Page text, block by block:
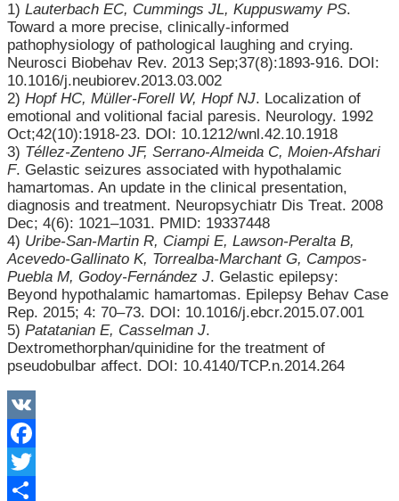
1) Lauterbach EC, Cummings JL, Kuppuswamy PS.
Toward a more precise, clinically-informed
pathophysiology of pathological laughing and crying.
Neurosci Biobehav Rev. 2013 Sep;37(8):1893-916. DOI:
10.1016/j.neubiorev.2013.03.002
2) Hopf HC, Müller-Forell W, Hopf NJ. Localization of
emotional and volitional facial paresis. Neurology. 1992
Oct;42(10):1918-23. DOI: 10.1212/wnl.42.10.1918
3) Téllez-Zenteno JF, Serrano-Almeida C, Moien-Afshari
F. Gelastic seizures associated with hypothalamic
hamartomas. An update in the clinical presentation,
diagnosis and treatment. Neuropsychiatr Dis Treat. 2008
Dec; 4(6): 1021–1031. PMID: 19337448
4) Uribe-San-Martin R, Ciampi E, Lawson-Peralta B,
Acevedo-Gallinato K, Torrealba-Marchant G, Campos-
Puebla M, Godoy-Fernández J. Gelastic epilepsy:
Beyond hypothalamic hamartomas. Epilepsy Behav Case
Rep. 2015; 4: 70–73. DOI: 10.1016/j.ebcr.2015.07.001
5) Patatanian E, Casselman J.
Dextromethorphan/quinidine for the treatment of
pseudobulbar affect. DOI: 10.4140/TCP.n.2014.264
VK
Facebook
Twitter